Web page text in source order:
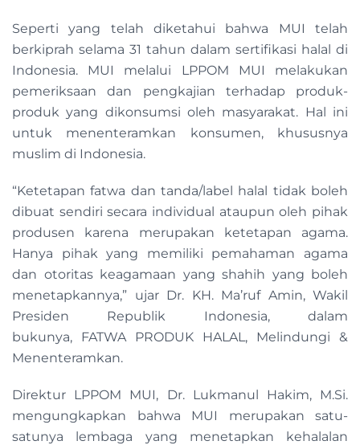
Seperti yang telah diketahui bahwa MUI telah
berkiprah selama 31 tahun dalam sertifikasi halal di
Indonesia. MUI melalui LPPOM MUI melakukan
pemeriksaan dan pengkajian terhadap produk-
produk yang dikonsumsi oleh masyarakat. Hal ini
untuk menenteramkan konsumen, khususnya
muslim di Indonesia.
“Ketetapan fatwa dan tanda/label halal tidak boleh
dibuat sendiri secara individual ataupun oleh pihak
produsen karena merupakan ketetapan agama.
Hanya pihak yang memiliki pemahaman agama
dan otoritas keagamaan yang shahih yang boleh
menetapkannya,” ujar Dr. KH. Ma’ruf Amin, Wakil
Presiden Republik Indonesia, dalam
bukunya, FATWA PRODUK HALAL, Melindungi &
Menenteramkan.
Direktur LPPOM MUI, Dr. Lukmanul Hakim, M.Si.
mengungkapkan bahwa MUI merupakan satu-
satunya lembaga yang menetapkan kehalalan